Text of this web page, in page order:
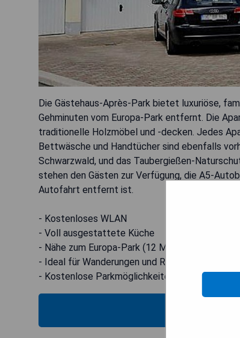
Die Gästehaus-Après-Park bietet luxuriöse,
Gehminuten vom Europa-Park entfernt. Die
traditionelle Holzmöbel und -decken. Jedes
Bettwäsche und Handtücher sind ebenfalls
Schwarzwald, und das Taubergießen-
stehen den Gästen zur Verfügung, die A5-
Autofahrt entfernt ist.
- Kostenloses WLAN
- Voll ausgestattete Küche
- Nähe zum Europa-Park (12 Minuten zu Fuß)
- Ideal für Wanderungen und Radtouren im
- Kostenlose Parkmöglichkeiten vor Ort